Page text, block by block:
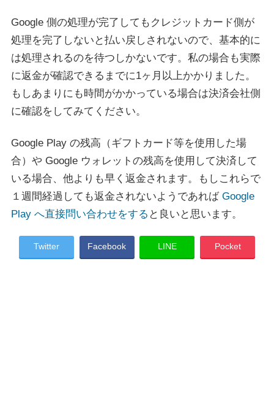
Google 側の処理が完了してもクレジットカード側が
処理を完了しないと払い戻しされないので、基本的に
は処理されるのを待つしかないです。私の場合も実際
に返金が確認できるまでに1ヶ月以上かかりました。
もしあまりにも時間がかかっている場合は決済会社側
に確認をしてみてください。
Google Play の残高（ギフトカード等を使用した場
合）や Google ウォレットの残高を使用して決済して
いる場合、他よりも早く返金されます。もしこれらで
１週間経過しても返金されないようであれば Google
Play へ直接問い合わせをする と良いと思います。
Twitter Facebook LINE Pocket